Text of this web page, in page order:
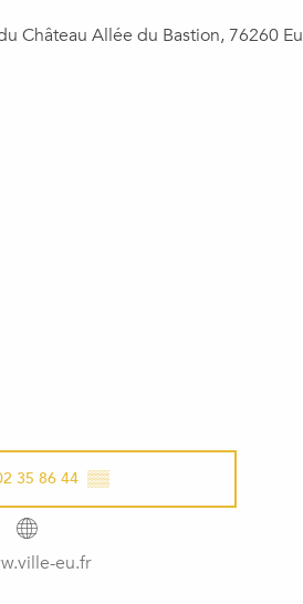
Château Allée du Bastion, 76260 Eu
35 86 44 ▒▒
eu.fr